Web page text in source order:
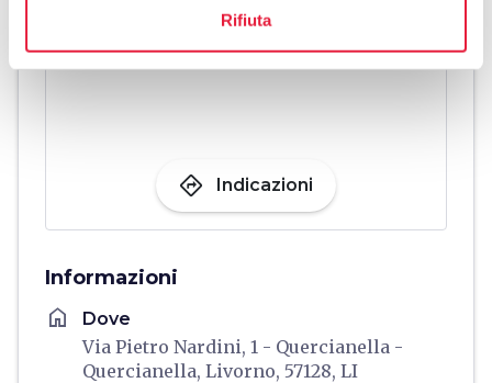
Rifiuta
directions Indicazioni
Informazioni
home Dove
Via Pietro Nardini, 1 - Quercianella -
Quercianella, Livorno, 57128, LI